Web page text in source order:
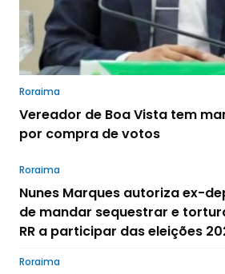
Roraima
Vereador de Boa Vista tem
por compra de votos
Roraima
Nunes Marques autoriza ex-
de mandar sequestrar e
RR a participar das eleições
Roraima